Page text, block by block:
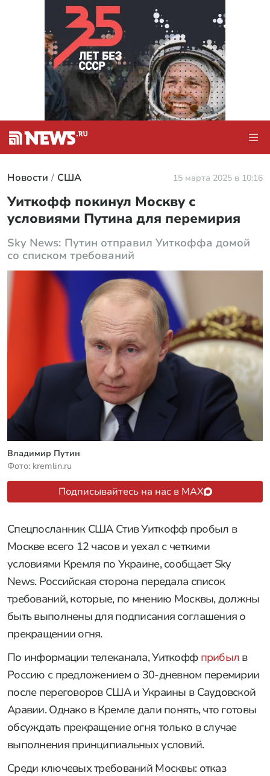
Новости США 15 марта 2025 в 10:16
Уиткофф покинул Москву с
условиями Путина для перемирия
Sky News: Путин отправил Уиткоффа домой
со списком требований
Владимир Путин
Фото: kremlin.ru
Подписывайтесь на нас в MAX
Спецпосланник США Стив Уиткофф пробыл в
Москве всего 12 часов и уехал с четкими
условиями Кремля по Украине, сообщает Sky
News. Российская сторона передала список
требований, которые, по мнению Москвы, должны
быть выполнены для подписания соглашения о
прекращении огня.
По информации телеканала, Уиткофф прибыл в
Россию с предложением о 30-дневном перемирии
после переговоров США и Украины в Саудовской
Аравии. Однако в Кремле дали понять, что готовы
обсуждать прекращение огня только в случае
выполнения принципиальных условий.
Среди ключевых требований Москвы: отказ